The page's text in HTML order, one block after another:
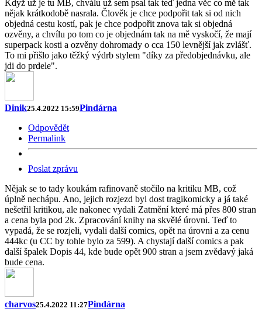
Když už je tu MB, chválu už sem psal tak teď jedna věc co mě tak
nějak krátkodobě nasrala. Člověk je chce podpořit tak si od nich
objedná cestu kostí, pak je chce podpořit znova tak si objedná
ozvěny, a chvílu po tom co je objednám tak na mě vyskočí, že mají
superpack kosti a ozvěny dohromady o cca 150 levnější jak zvlášť.
To mi přišlo jako těžký výdrb stylem "díky za předobjednávku, ale
jdi do prdele".
Dinik25.4.2022 15:59Pindárna
Odpovědět
Permalink
Poslat zprávu
Nějak se to tady koukám rafinovaně stočilo na kritiku MB, což
úplně nechápu. Ano, jejich rozjezd byl dost tragikomicky a já také
nešetřil kritikou, ale nakonec vydali Zatmění které má přes 800 stran
a cena byla pod 2k. Zpracování knihy na skvělé úrovni. Teď to
vypadá, že se rozjeli, vydali další comics, opět na úrovni a za cenu
444kc (u CC by tohle bylo za 599). A chystají další comics a pak
další špalek Dopis 44, kde bude opět 900 stran a jsem zvědavý jaká
bude cena.
charvos25.4.2022 11:27Pindárna